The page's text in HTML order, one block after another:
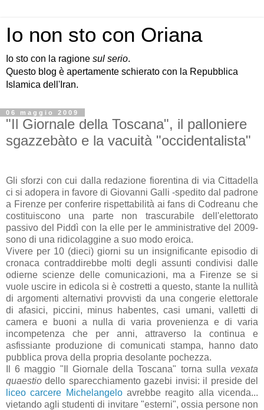
Io non sto con Oriana
Io sto con la ragione sul serio.
Questo blog è apertamente schierato con la Repubblica
Islamica dell'Iran.
06 maggio 2009
"Il Giornale della Toscana", il palloniere
sgazzebàto e la vacuità "occidentalista"
Gli sforzi con cui dalla redazione fiorentina di via Cittadella
ci si adopera in favore di Giovanni Galli -spedito dal padrone
a Firenze per conferire rispettabilità ai fans di Codreanu che
costituiscono una parte non trascurabile dell'elettorato
passivo del Piddì con la elle per le amministrative del 2009-
sono di una ridicolaggine a suo modo eroica.
Vivere per 10 (dieci) giorni su un insignificante episodio di
cronaca contraddirebbe molti degli assunti condivisi dalle
odierne scienze delle comunicazioni, ma a Firenze se si
vuole uscire in edicola si è costretti a questo, stante la nullità
di argomenti alternativi provvisti da una congerie elettorale
di afasici, piccini, minus habentes, casi umani, valletti di
camera e buoni a nulla di varia provenienza e di varia
incompetenza che per anni, attraverso la continua e
asfissiante produzione di comunicati stampa, hanno dato
pubblica prova della propria desolante pochezza.
Il 6 maggio "Il Giornale della Toscana" torna sulla vexata
quaestiodello sparecchiamento gazebi invisi: il preside del
liceo carcere Michelangeloavrebbe reagito alla vicenda...
vietando agli studenti di invitare "esterni", ossia persone non